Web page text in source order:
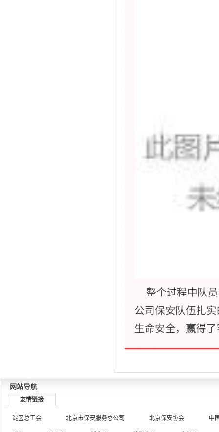
整个过程中队
公司保安队伍扎
生命安全，赢得
网站导航
友情链接
淀区总工会 北京市保安服务总公司 北京保安协会 中